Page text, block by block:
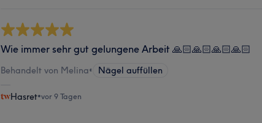
Wie immer sehr gut gelungene Arbeit 🙏🏻🙏🏻🙏🏻🙏🏻
Behandelt von Melina• Nägel auffüllen
Hasret•vor 9 Tagen